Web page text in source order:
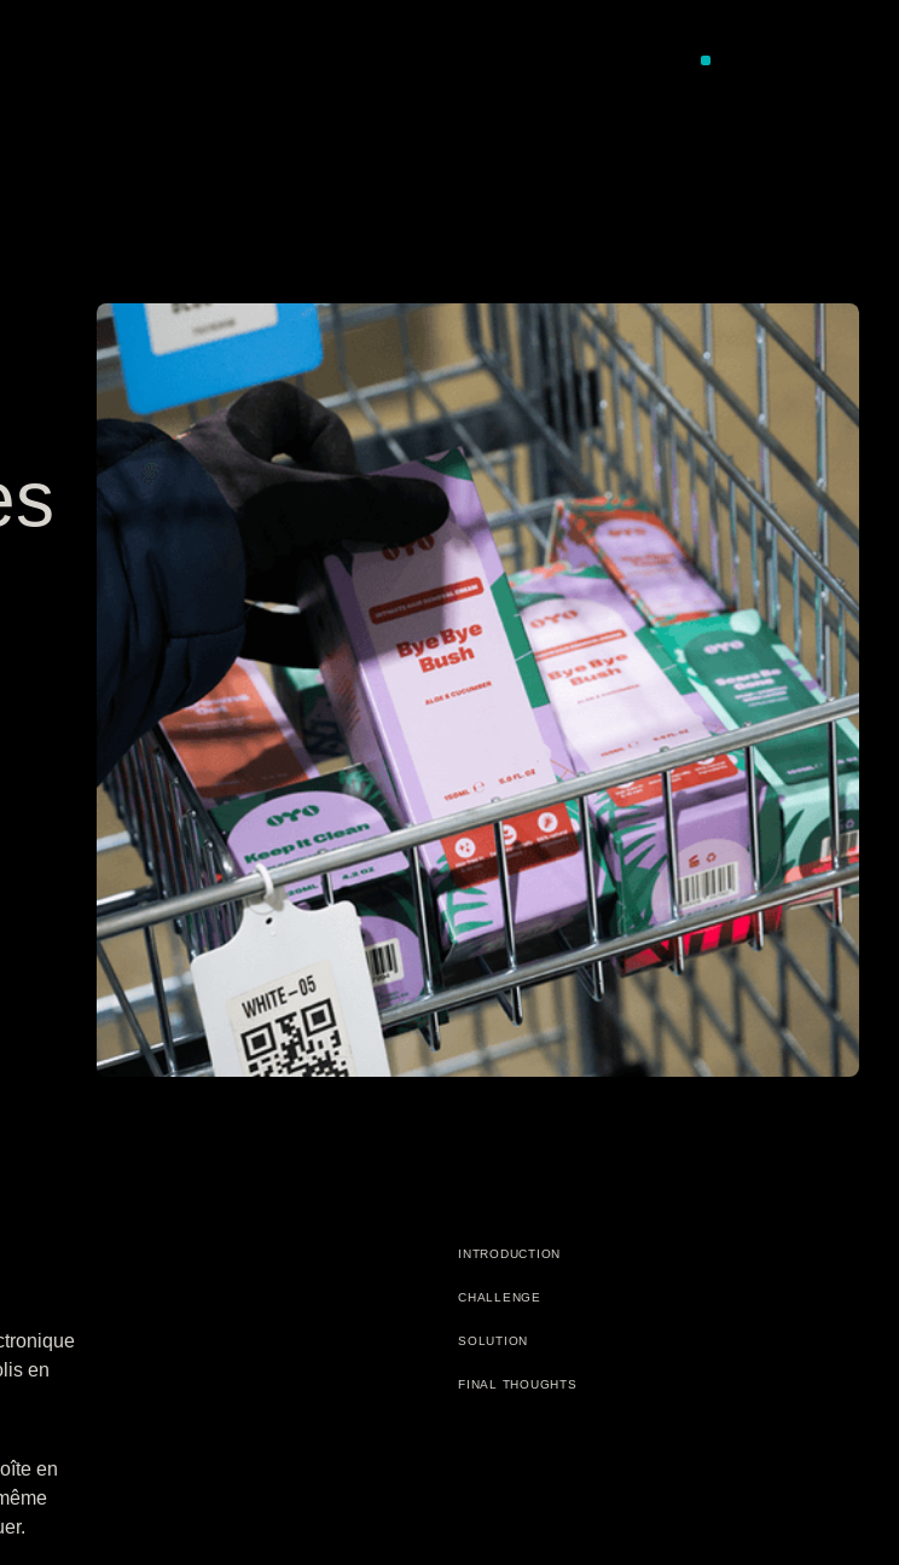
en
en
INTRODUCTION
CHALLENGE
SOLUTION
FINAL THOUGHTS